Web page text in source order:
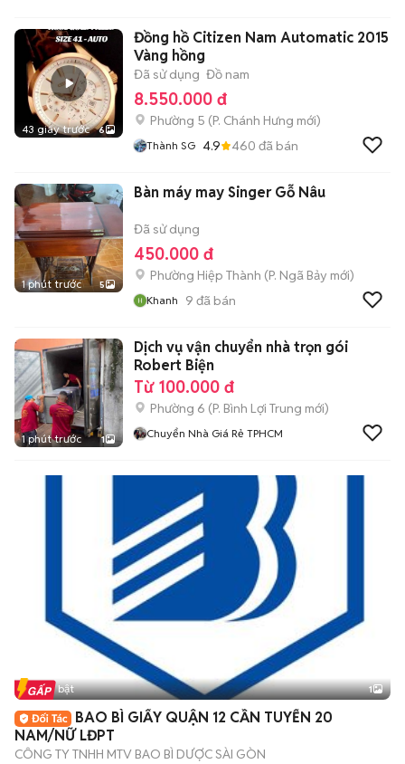
43 giây trước 6
Đồng hồ Citizen Nam Automatic 2015
Vàng hồng
Đã sử dụng Đồ nam
8.550.000 đ
Phường 5 (P. Chánh Hưng mới)
Thành SG 4.9 460 đã bán
1 phút trước 5
Bàn máy may Singer Gỗ Nâu
Đã sử dụng
450.000 đ
Phường Hiệp Thành (P. Ngã Bảy mới)
Khanh 9 đã bán
1 phút trước 1
Dịch vụ vận chuyển nhà trọn gói
Robert Biện
Từ 100.000 đ
Phường 6 (P. Bình Lợi Trung mới)
Chuyển Nhà Giá Rẻ TPHCM
Tin nổi bật 1
BAO BÌ GIẤY QUẬN 12 CẦN TUYỂN 20
NAM/NỮ LĐPT
CÔNG TY TNHH MTV BAO BÌ DƯỢC SÀI GÒN